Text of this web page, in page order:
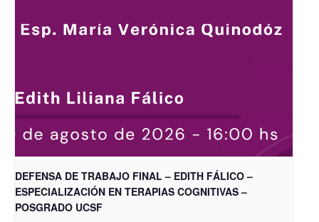
DEFENSA DE TRABAJO FINAL – EDITH FÁLICO –
ESPECIALIZACIÓN EN TERAPIAS COGNITIVAS –
POSGRADO UCSF